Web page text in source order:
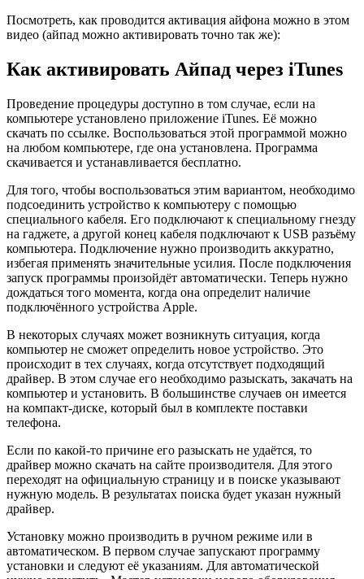
Посмотреть, как проводится активация айфона можно в этом
видео (айпад можно активировать точно так же):
Как активировать Айпад через iTunes
Проведение процедуры доступно в том случае, если на
компьютере установлено приложение iTunes. Её можно
скачать по ссылке. Воспользоваться этой программой можно
на любом компьютере, где она установлена. Программа
скачивается и устанавливается бесплатно.
Для того, чтобы воспользоваться этим вариантом, необходимо
подсоединить устройство к компьютеру с помощью
специального кабеля. Его подключают к специальному гнезду
на гаджете, а другой конец кабеля подключают к USB разъёму
компьютера. Подключение нужно производить аккуратно,
избегая применять значительные усилия. После подключения
запуск программы произойдёт автоматически. Теперь нужно
дождаться того момента, когда она определит наличие
подключённого устройства Apple.
В некоторых случаях может возникнуть ситуация, когда
компьютер не сможет определить новое устройство. Это
происходит в тех случаях, когда отсутствует подходящий
драйвер. В этом случае его необходимо разыскать, закачать на
компьютер и установить. В большинстве случаев он имеется
на компакт-диске, который был в комплекте поставки
телефона.
Если по какой-то причине его разыскать не удаётся, то
драйвер можно скачать на сайте производителя. Для этого
переходят на официальную страницу и в поиске указывают
нужную модель. В результатах поиска будет указан нужный
драйвер.
Установку можно производить в ручном режиме или в
автоматическом. В первом случае запускают программу
установки и следуют её указаниям. Для автоматической